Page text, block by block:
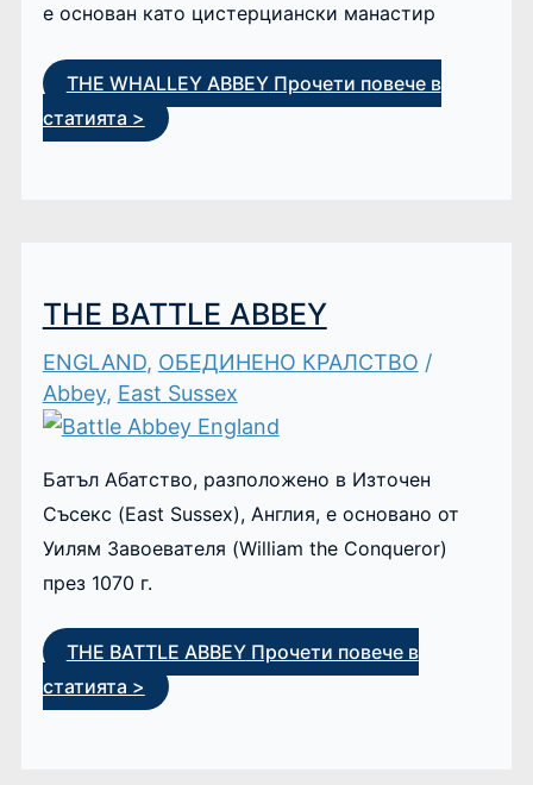
е основан като цистерциански манастир
THE WHALLEY ABBEYПрочети повече в
статията >
THE BATTLE ABBEY
ENGLAND, ОБЕДИНЕНО КРАЛСТВО /
Abbey, East Sussex
Батъл Абатство, разположено в Източен
Съсекс (East Sussex), Англия, е основано от
Уилям Завоевателя (William the Conqueror)
през 1070 г.
THE BATTLE ABBEYПрочети повече в
статията >